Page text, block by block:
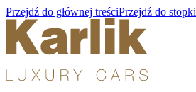
Przejdź do głównej treściPrzejdź do stopki